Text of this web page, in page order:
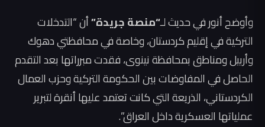
وأوضح أنور في حديث لـ“منصة جريدة”أن “التدخلات
التركية في إقليم كردستان، وخاصة في محافظتي دهوك
وأربيل ومناطق بمحافظة نينوى، فقدت مبرراتها بعد التقدم
الحاصل في المفاوضات بين الحكومة التركية وحزب العمال
الكردستاني، الذريعة التي كانت تعتمد عليها أنقرة لتبرير
عملياتها العسكرية داخل العراق”.